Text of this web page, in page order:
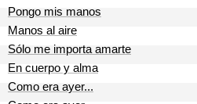
Pongo mis manos
Manos al aire
Sólo me importa amarte
En cuerpo y alma
Como era ayer...